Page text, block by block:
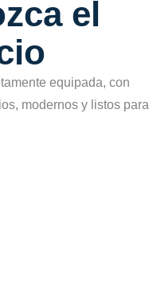
el
equipada, con
modernos y listos para